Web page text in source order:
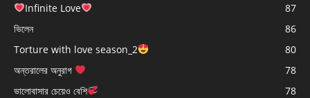
Infinite Love
87
ভিলেন
86
Torture with love season_2
80
অন্তরালের অনুরাগ
78
ভালোবাসার চেয়েও বেশি
78